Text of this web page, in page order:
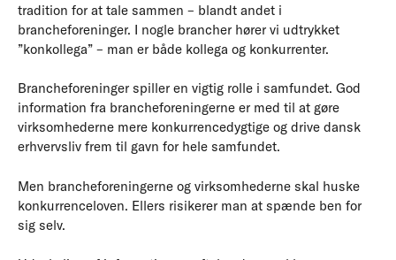
tradition for at tale sammen – blandt andet i
brancheforeninger. I nogle brancher hører vi udtrykket
”konkollega” – man er både kollega og konkurrenter.
Brancheforeninger spiller en vigtig rolle i samfundet. God
information fra brancheforeningerne er med til at gøre
virksomhederne mere konkurrencedygtige og drive dansk
erhvervsliv frem til gavn for hele samfundet.
Men brancheforeningerne og virksomhederne skal huske
konkurrenceloven. Ellers risikerer man at spænde ben for
sig selv.